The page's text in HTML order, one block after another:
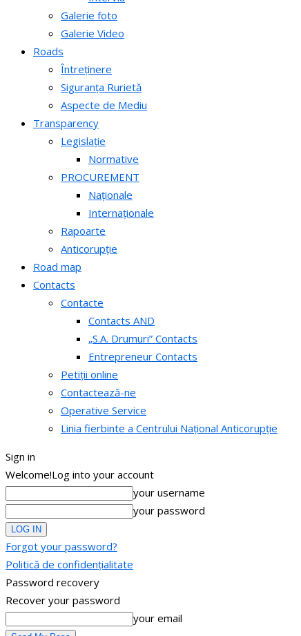
Galerie foto
Galerie Video
Roads
Întreținere
Siguranța Rurietă
Aspecte de Mediu
Transparency
Legislație
Normative
PROCUREMENT
Naționale
Internaționale
Rapoarte
Anticorupție
Road map
Contacts
Contacte
Contacts AND
„S.A. Drumuri” Contacts
Entrepreneur Contacts
Petiții online
Contactează-ne
Operative Service
Linia fierbinte a Centrului Național Anticorupție
Sign in
Welcome!Log into your account
your username
your password
Forgot your password?
Politică de confidențialitate
Password recovery
Recover your password
your email